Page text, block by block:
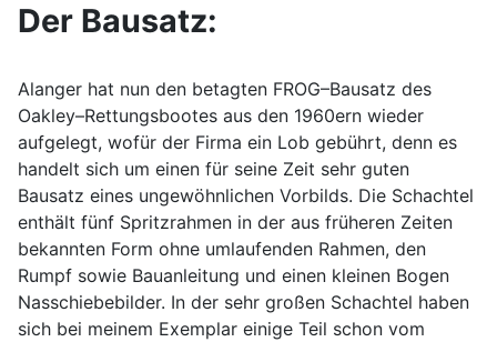
Der Bausatz:
Alanger hat nun den betagten FROG–Bausatz des
Oakley–Rettungsbootes aus den 1960ern wieder
aufgelegt, wofür der Firma ein Lob gebührt, denn es
handelt sich um einen für seine Zeit sehr guten
Bausatz eines ungewöhnlichen Vorbilds. Die Schachtel
enthält fünf Spritzrahmen in der aus früheren Zeiten
bekannten Form ohne umlaufenden Rahmen, den
Rumpf sowie Bauanleitung und einen kleinen Bogen
Nasschiebebilder. In der sehr großen Schachtel haben
sich bei meinem Exemplar einige Teil schon vom